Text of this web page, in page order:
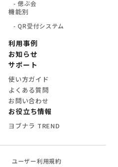
偲ぶ会
機能別
QR受付システム
利用事例
お知らせ
サポート
使い方ガイド
よくある質問
お問い合わせ
お役立ち情報
ヨブナラ TREND
ユーザー利用規約